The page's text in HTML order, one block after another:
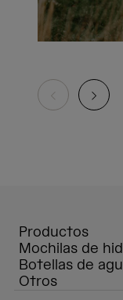
Productos
Mochilas de
Botellas de
Otros